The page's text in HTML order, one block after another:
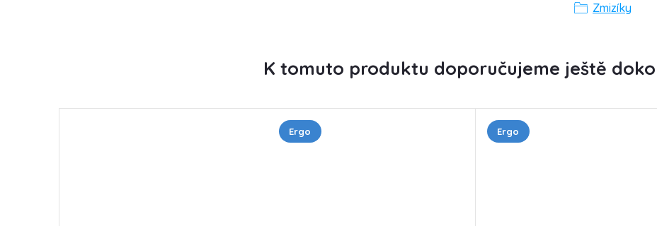
Zmizíky
K tomuto produktu doporučujeme ještě
Ergo Ergo